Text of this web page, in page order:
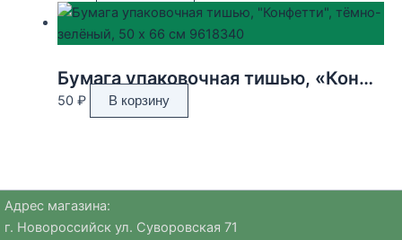
Бумага упаковочная тишью, «Конфетти», тёмно-зелёный, 50 х 66 см 9618340
50 ₽ В корзину
Адрес магазина:
г. Новороссийск ул. Суворовская 71